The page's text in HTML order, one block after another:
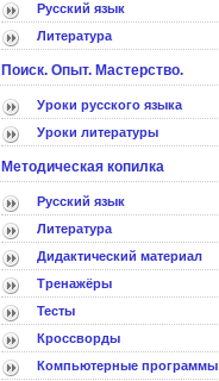
Русский язык
Литература
Поиск. Опыт. Мастерство.
Уроки русского языка
Уроки литературы
Методическая копилка
Русский язык
Литература
Дидактический материал
Тренажёры
Тесты
Кроссворды
Компьютерные программы